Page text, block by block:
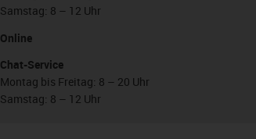
Samstag: 8 – 12 Uhr
Online
Chat-Service
Montag bis Freitag: 8 – 20 Uhr
Samstag: 8 – 12 Uhr